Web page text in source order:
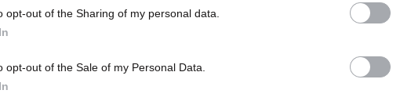
opt-out of the Sharing of my personal data.
opt-out of the Sale of my Personal Data.